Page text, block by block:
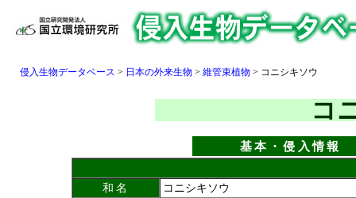
侵入生物データベース > 日本の外来生物 > 維管束植物 > コニシキソウ
コ
基本・侵入情報
和名 コニシキソウ